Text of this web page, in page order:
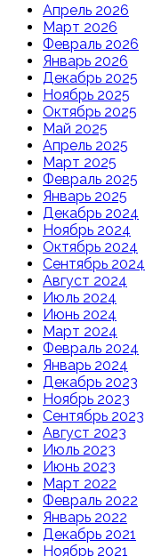
Апрель 2026
Март 2026
Февраль 2026
Январь 2026
Декабрь 2025
Ноябрь 2025
Октябрь 2025
Май 2025
Апрель 2025
Март 2025
Февраль 2025
Январь 2025
Декабрь 2024
Ноябрь 2024
Октябрь 2024
Сентябрь 2024
Август 2024
Июль 2024
Июнь 2024
Март 2024
Февраль 2024
Январь 2024
Декабрь 2023
Ноябрь 2023
Сентябрь 2023
Август 2023
Июль 2023
Июнь 2023
Март 2022
Февраль 2022
Январь 2022
Декабрь 2021
Ноябрь 2021